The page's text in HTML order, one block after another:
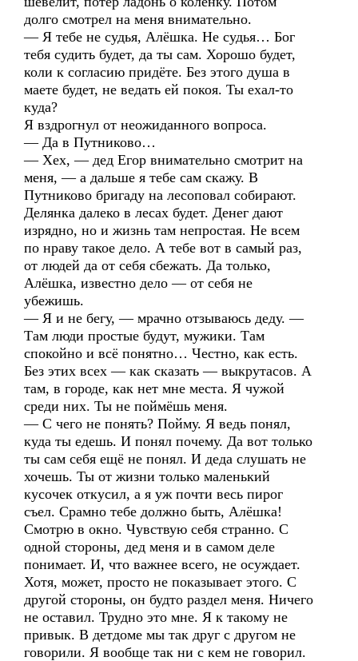
долго смотрел на меня внимательно.
— Я тебе не судья, Алёшка. Не судья… Бог
тебя судить будет, да ты сам. Хорошо будет,
коли к согласию придёте. Без этого душа в
маете будет, не ведать ей покоя. Ты ехал-то
куда?
Я вздрогнул от неожиданного вопроса.
— Да в Путниково…
— Хех, — дед Егор внимательно смотрит на
меня, — а дальше я тебе сам скажу. В
Путниково бригаду на лесоповал собирают.
Делянка далеко в лесах будет. Денег дают
изрядно, но и жизнь там непростая. Не всем
по нраву такое дело. А тебе вот в самый раз,
от людей да от себя сбежать. Да только,
Алёшка, известно дело — от себя не
убежишь.
— Я и не бегу, — мрачно отзываюсь деду. —
Там люди простые будут, мужики. Там
спокойно и всё понятно… Честно, как есть.
Без этих всех — как сказать — выкрутасов. А
там, в городе, как нет мне места. Я чужой
среди них. Ты не поймёшь меня.
— С чего не понять? Пойму. Я ведь понял,
куда ты едешь. И понял почему. Да вот только
ты сам себя ещё не понял. И деда слушать не
хочешь. Ты от жизни только маленький
кусочек откусил, а я уж почти весь пирог
съел. Срамно тебе должно быть, Алёшка!
Смотрю в окно. Чувствую себя странно. С
одной стороны, дед меня и в самом деле
понимает. И, что важнее всего, не осуждает.
Хотя, может, просто не показывает этого. С
другой стороны, он будто раздел меня. Ничего
не оставил. Трудно это мне. Я к такому не
привык. В детдоме мы так друг с другом не
говорили. Я вообще так ни с кем не говорил.